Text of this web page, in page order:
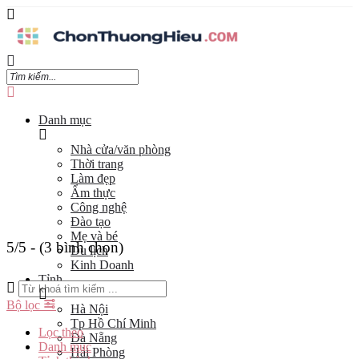
Danh mục
Nhà cửa/văn phòng
Thời trang
Làm đẹp
Ẩm thực
Công nghệ
Đào tạo
Mẹ và bé
Du lịch
Kinh Doanh
Tỉnh
Hà Nội
Tp Hồ Chí Minh
Đà Nẵng
Hải Phòng
5/5 - (3 bình chọn)
Bộ lọc
Lọc theo
Danh mục